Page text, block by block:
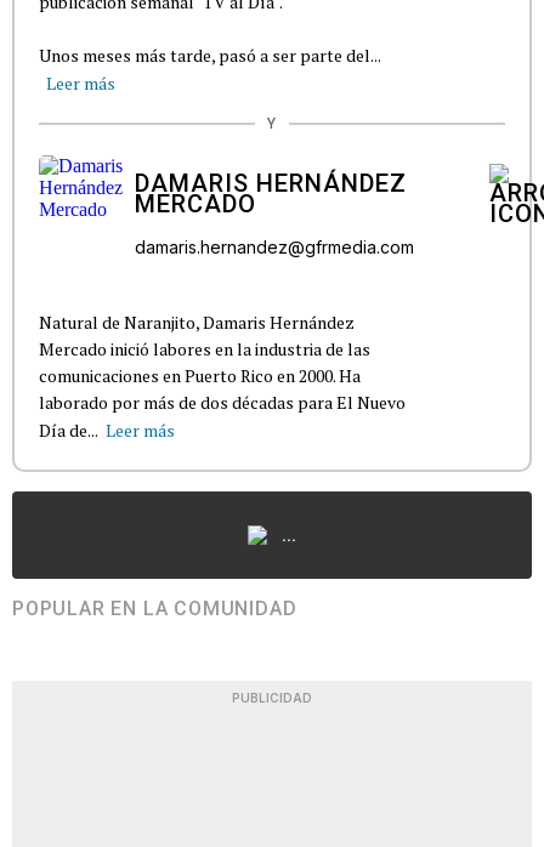
Unos meses más tarde, pasó a ser parte del...
Leer más
Y
DAMARIS HERNÁNDEZ
MERCADO
damaris.hernandez@gfrmedia.com
Natural de Naranjito, Damaris Hernández
Mercado inició labores en la industria de las
comunicaciones en Puerto Rico en 2000. Ha
laborado por más de dos décadas para El Nuevo
Día de... Leer más
...
POPULAR EN LA COMUNIDAD
PUBLICIDAD